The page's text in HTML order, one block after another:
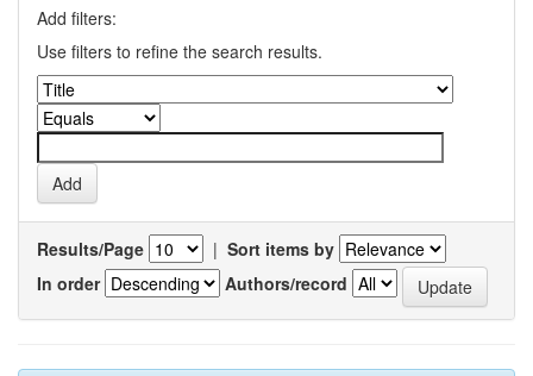
Add filters:
Use filters to refine the search results.
Results/Page | Sort items by
In order
Authors/record